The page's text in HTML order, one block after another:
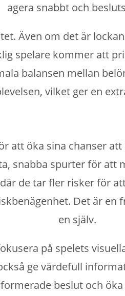
agera snabbt och
Även om det är
spelare kommer att
balansen mellan
vilket ger en
att öka sina chanser
snabba spurter för
de tar fler risker för
Det är
en själv.
på spelets
ge värdefull
beslut och